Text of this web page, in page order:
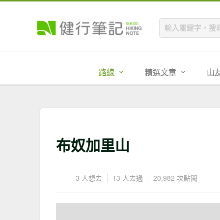
路線 精選文章 山
布奴加里山
3 人想去 13 人去過 20,982 次點閱